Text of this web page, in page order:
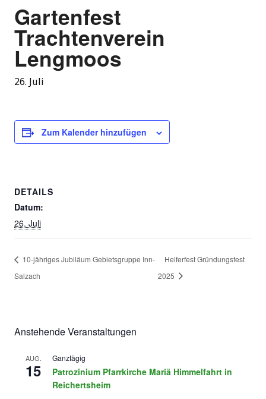
Gartenfest
Trachtenverein
Lengmoos
26. Juli
Zum Kalender hinzufügen
DETAILS
Datum:
26. Juli
10-jähriges Jubiläum Gebietsgruppe Inn-
Salzach
Helferfest Gründungsfest
2025
Anstehende Veranstaltungen
AUG.
15
Ganztägig
Patrozinium Pfarrkirche Mariä Himmelfahrt in
Reichertsheim